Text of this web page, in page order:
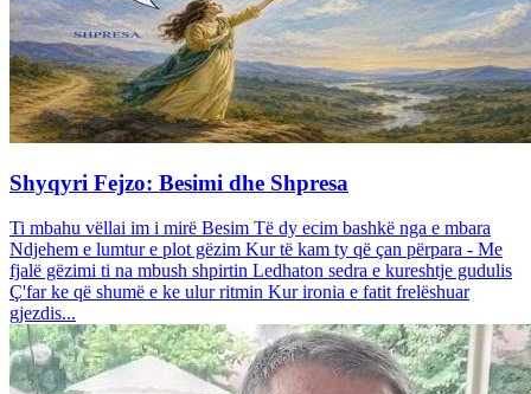
Shyqyri Fejzo: Besimi dhe Shpresa
Ti mbahu vëllai im i mirë Besim Të dy ecim bashkë nga e mbara
Ndjehem e lumtur e plot gëzim Kur të kam ty që çan përpara - Me
fjalë gëzimi ti na mbush shpirtin Ledhaton sedra e kureshtje gudulis
Ç'far ke që shumë e ke ulur ritmin Kur ironia e fatit frelëshuar
gjezdis...